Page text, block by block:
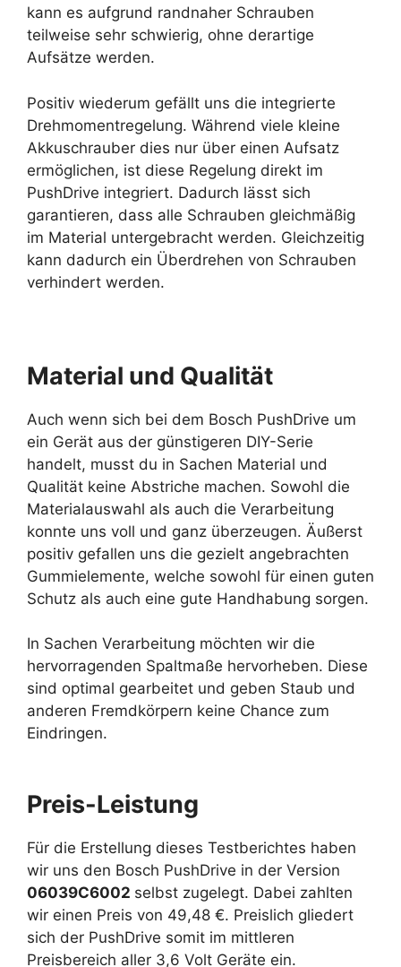
kann es aufgrund randnaher Schrauben
teilweise sehr schwierig, ohne derartige
Aufsätze werden.
Positiv wiederum gefällt uns die integrierte
Drehmomentregelung. Während viele kleine
Akkuschrauber dies nur über einen Aufsatz
ermöglichen, ist diese Regelung direkt im
PushDrive integriert. Dadurch lässt sich
garantieren, dass alle Schrauben gleichmäßig
im Material untergebracht werden. Gleichzeitig
kann dadurch ein Überdrehen von Schrauben
verhindert werden.
Material und Qualität
Auch wenn sich bei dem Bosch PushDrive um
ein Gerät aus der günstigeren DIY-Serie
handelt, musst du in Sachen Material und
Qualität keine Abstriche machen. Sowohl die
Materialauswahl als auch die Verarbeitung
konnte uns voll und ganz überzeugen. Äußerst
positiv gefallen uns die gezielt angebrachten
Gummielemente, welche sowohl für einen guten
Schutz als auch eine gute Handhabung sorgen.
In Sachen Verarbeitung möchten wir die
hervorragenden Spaltmaße hervorheben. Diese
sind optimal gearbeitet und geben Staub und
anderen Fremdkörpern keine Chance zum
Eindringen.
Preis-Leistung
Für die Erstellung dieses Testberichtes haben
wir uns den Bosch PushDrive in der Version
06039C6002 selbst zugelegt. Dabei zahlten
wir einen Preis von 49,48 €. Preislich gliedert
sich der PushDrive somit im mittleren
Preisbereich aller 3,6 Volt Geräte ein.